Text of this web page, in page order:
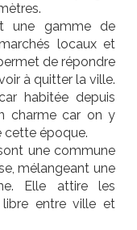
une gamme de
locaux et
de répondre
à quitter la ville.
habitée depuis
charme car on y
cette époque.
une commune
mélangeant une
Elle attire les
entre ville et